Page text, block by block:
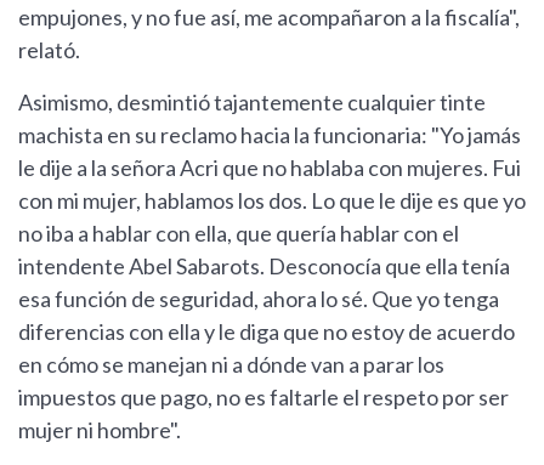
empujones, y no fue así, me acompañaron a la fiscalía",
relató.
Asimismo, desmintió tajantemente cualquier tinte
machista en su reclamo hacia la funcionaria: "Yo jamás
le dije a la señora Acri que no hablaba con mujeres. Fui
con mi mujer, hablamos los dos. Lo que le dije es que yo
no iba a hablar con ella, que quería hablar con el
intendente Abel Sabarots. Desconocía que ella tenía
esa función de seguridad, ahora lo sé. Que yo tenga
diferencias con ella y le diga que no estoy de acuerdo
en cómo se manejan ni a dónde van a parar los
impuestos que pago, no es faltarle el respeto por ser
mujer ni hombre".